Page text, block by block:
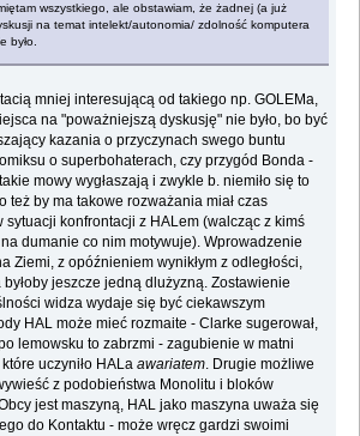
wszystkiego, ale obstawiam, że żadnej (a już
na temat intelekt/autonomia/ zdolność komputera
było.
mniej interesującą od takiego np. GOLEMa,
na "poważniejszą dyskusję" nie było, bo być
kazania o przyczynach swego buntu
o superbohaterach, czy przygód Bonda -
mowy wygłaszają i zwykle b. niemiło się to
też by ma takowe rozważania miał czas
sytuacji konfrontacji z HALem (walcząc z kimś
dumanie co nim motywuje). Wprowadzenie
Ziemi, z opóźnieniem wynikłym z odległości,
jeszcze jedną dlużyzną. Zostawienie
widza wydaje się być ciekawszym
HAL może mieć rozmaite - Clarke sugerował,
lemowsku to zabrzmi - zagubienie w matni
uczyniło HALaawariatem. Drugie możliwe
z podobieństwa Monolitu i bloków
jest maszyną, HAL jako maszyna uważa się
do Kontaktu - może wręcz gardzi swoimi